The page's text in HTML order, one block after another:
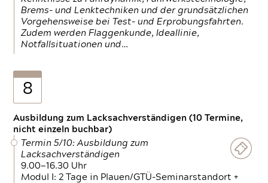
Brems- und Lenktechniken und der grundsätzlichen
Vorgehensweise bei Test- und Erprobungsfahrten.
Zudem werden Flaggenkunde, Ideallinie,
Notfallsituationen und…
8
Ausbildung zum Lacksachverständigen (10 Termine,
nicht einzeln buchbar)
Termin 5/10: Ausbildung zum
Lacksachverständigen
9.00—16.30 Uhr
Modul I: 2 Tage in Plauen/GTÜ-Seminarstandort +